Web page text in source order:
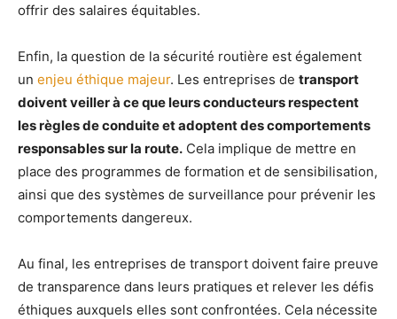
offrir des salaires équitables.
Enfin, la question de la sécurité routière est également
un enjeu éthique majeur. Les entreprises de transport
doivent veiller à ce que leurs conducteurs respectent
les règles de conduite et adoptent des comportements
responsables sur la route. Cela implique de mettre en
place des programmes de formation et de sensibilisation,
ainsi que des systèmes de surveillance pour prévenir les
comportements dangereux.
Au final, les entreprises de transport doivent faire preuve
de transparence dans leurs pratiques et relever les défis
éthiques auxquels elles sont confrontées. Cela nécessite